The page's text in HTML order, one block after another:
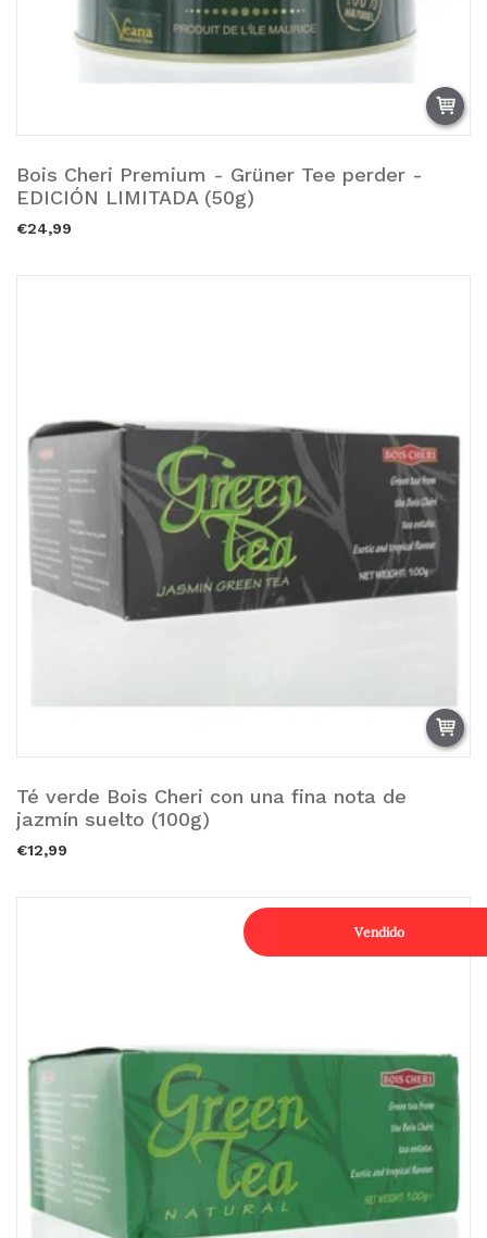
Bois Cheri Premium - Grüner Tee perder -
EDICIÓN LIMITADA (50g)
Vendido.
€24,99
Té verde Bois Cheri con una fina nota de
jazmín suelto (100g)
Añadir a la cesta.
€12,99
Vendido